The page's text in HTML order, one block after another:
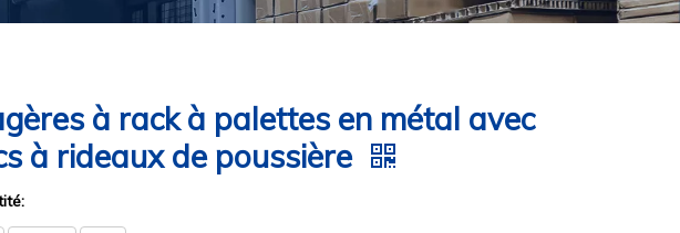
à rack à palettes en métal avec
à rideaux de poussière